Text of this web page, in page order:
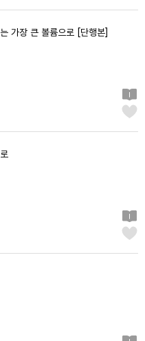
가장 큰 볼륨으로 [단행본]